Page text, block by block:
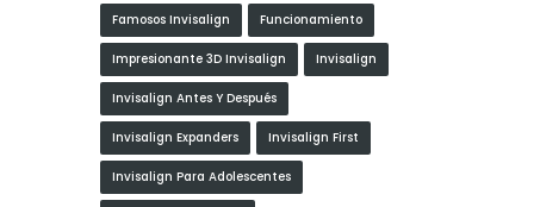
Famosos Invisalign Funcionamiento
Impresionante 3D Invisalign Invisalign
Invisalign Antes Y Después
Invisalign Expanders Invisalign First
Invisalign Para Adolescentes